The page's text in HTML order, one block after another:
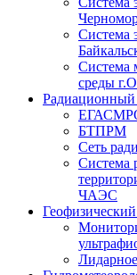
Система
Система
среды
БТПРМ
Сеть
Система
ЧАЭС